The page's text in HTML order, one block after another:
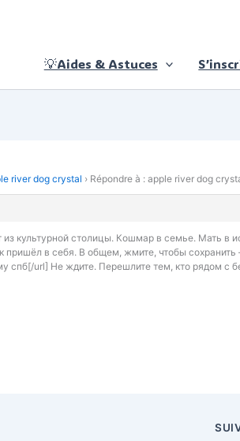
💡Aides & Astuces
river dog crystal › Répondre à : apple river dog
из культурной столицы. Кошмар в семье. Мать в
пришёл в себя. В общем, жмите, чтобы
спб[/url] Не ждите. Перешлите тем, кто рядом с